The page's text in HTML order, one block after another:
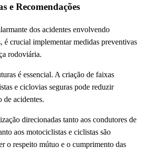
e Recomendações
dos acidentes envolvendo
é crucial implementar medidas preventivas
rodoviária.
é essencial. A criação de faixas
e ciclovias seguras pode reduzir
de acidentes.
direcionadas tanto aos condutores de
aos motociclistas e ciclistas são
o respeito mútuo e o cumprimento das